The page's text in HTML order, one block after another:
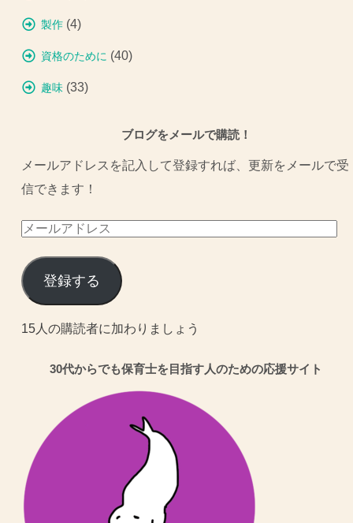
製作 (4)
資格のために (40)
趣味 (33)
ブログをメールで購読！
メールアドレスを記入して登録すれば、更新をメールで受
信できます！
メ
ル
ア
ド
登録する
15人の購読者に加わりましょう
30代からでも保育士を目指す人のための応援サイト